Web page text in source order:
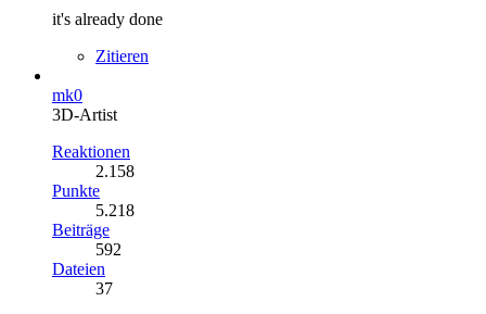
it's already done
Zitieren
mk0
3D-Artist
Reaktionen
2.158
Punkte
5.218
Beiträge
592
Dateien
37